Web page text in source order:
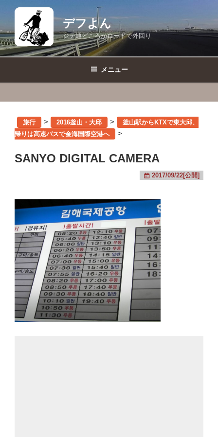
テ
ン
ツ
デフよん
ジテ通どころかロードで外回り
メニュー
旅行 > 2016釜山・大邱 >
釜山駅からKTXで東大邱、
帰りは高速バスで金海国際空港へ
>
SANYO DIGITAL CAMERA
2017/09/22[公開]